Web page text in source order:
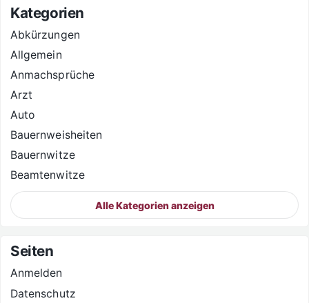
Kategorien
Abkürzungen
Allgemein
Anmachsprüche
Arzt
Auto
Bauernweisheiten
Bauernwitze
Beamtenwitze
Alle Kategorien anzeigen
Seiten
Anmelden
Datenschutz